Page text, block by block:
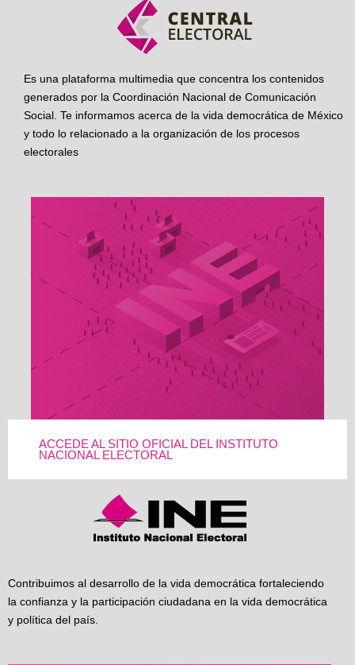
Es una plataforma multimedia que concentra los contenidos
generados por la Coordinación Nacional de Comunicación
Social. Te informamos acerca de la vida democrática de México
y todo lo relacionado a la organización de los procesos
electorales
ACCEDE AL SITIO OFICIAL DEL INSTITUTO
NACIONAL ELECTORAL
Contribuimos al desarrollo de la vida democrática fortaleciendo
la confianza y la participación ciudadana en la vida democrática
y política del país.